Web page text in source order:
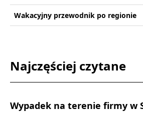
Wakacyjny przewodnik po regionie
Najczęściej czytane
Wypadek na terenie firmy w